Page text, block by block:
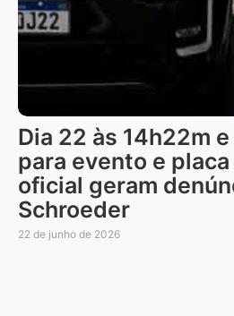
Dia 22 às 14h22m
para evento e
oficial geram
Schroeder
22 de junho de 2026